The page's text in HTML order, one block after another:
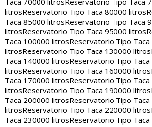
Taca 70000 litros Reservatorio Tipo Taca
litrosReservatorio Tipo Taca 80000 litros
Taca 85000 litrosReservatorio Tipo Taca
litrosReservatorio Tipo Taca 95000 litros
Taca 100000 litrosReservatorio Tipo Taca
litrosReservatorio Tipo Taca 130000 litros
Taca 140000 litrosReservatorio Tipo Taca
litrosReservatorio Tipo Taca 160000 litros
Taca 170000 litrosReservatorio Tipo Taca
litrosReservatorio Tipo Taca 190000 litros
Taca 200000 litrosReservatorio Tipo Taca
litrosReservatorio Tipo Taca 220000 litros
Taca 230000 litrosReservatorio Tipo Taca